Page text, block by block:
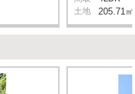
土地 205.71㎡